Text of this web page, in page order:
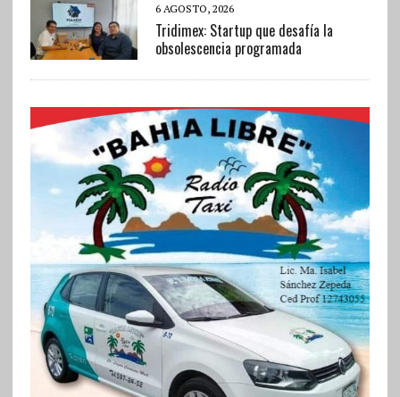
6 AGOSTO, 2026
Tridimex: Startup que desafía la
obsolescencia programada